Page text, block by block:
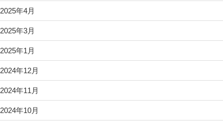
2025年4月
2025年3月
2025年1月
2024年12月
2024年11月
2024年10月